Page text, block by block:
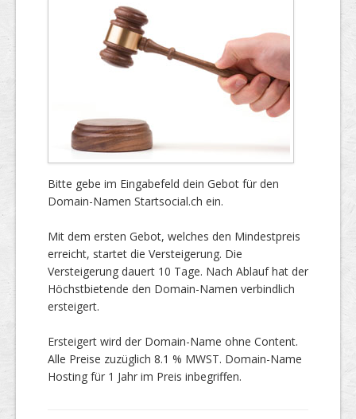
Bitte gebe im Eingabefeld dein Gebot für den
Domain-Namen Startsocial.ch ein.
Mit dem ersten Gebot, welches den Mindestpreis
erreicht, startet die Versteigerung. Die
Versteigerung dauert 10 Tage. Nach Ablauf hat der
Höchstbietende den Domain-Namen verbindlich
ersteigert.
Ersteigert wird der Domain-Name ohne Content.
Alle Preise zuzüglich 8.1 % MWST. Domain-Name
Hosting für 1 Jahr im Preis inbegriffen.